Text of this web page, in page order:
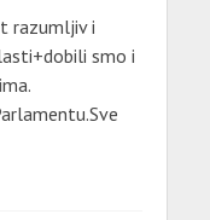
razumljiv i
smo i